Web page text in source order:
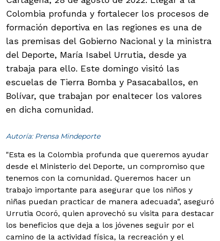
Colombia profunda y fortalecer los procesos de
formación deportiva en las regiones es una de
las premisas del Gobierno Nacional y la ministra
del Deporte, María Isabel Urrutia, desde ya
trabaja para ello. Este domingo visitó las
escuelas de Tierra Bomba y Pasacaballos, en
Bolívar, que trabajan por enaltecer los valores
en dicha comunidad.
Autoría: Prensa Mindeporte
"Esta es la Colombia profunda que queremos ayudar
desde el Ministerio del Deporte, un compromiso que
tenemos con la comunidad. Queremos hacer un
trabajo importante para asegurar que los niños y
niñas puedan practicar de manera adecuada", aseguró
Urrutia Ocoró, quien aprovechó su visita para destacar
los beneficios que deja a los jóvenes seguir por el
camino de la actividad física, la recreación y el